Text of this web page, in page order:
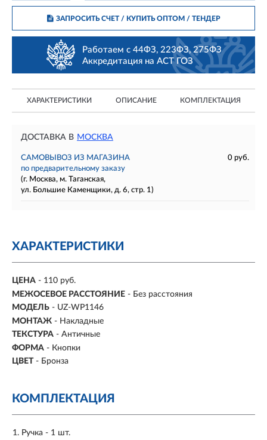
ЗАПРОСИТЬ СЧЕТ / КУПИТЬ ОПТОМ/ ТЕНДЕР
Работаем с 44ФЗ, 223ФЗ, 275ФЗ
Аккредитация на АСТ ГОЗ
ХАРАКТЕРИСТИКИ ОПИСАНИЕ КОМПЛЕКТАЦИЯ
ДОСТАВКА В МОСКВА
САМОВЫВОЗ ИЗ МАГАЗИНА
0 руб.
по предварительному заказу
(г. Москва, м. Таганская,
ул. Большие Каменщики, д. 6, стр. 1)
ХАРАКТЕРИСТИКИ
ЦЕНА - 110 руб.
МЕЖОСЕВОЕ РАССТОЯНИЕ - Без расстояния
МОДЕЛЬ - UZ-WP1146
МОНТАЖ - Накладные
ТЕКСТУРА - Античные
ФОРМА - Кнопки
ЦВЕТ - Бронза
КОМПЛЕКТАЦИЯ
Ручка - 1 шт.